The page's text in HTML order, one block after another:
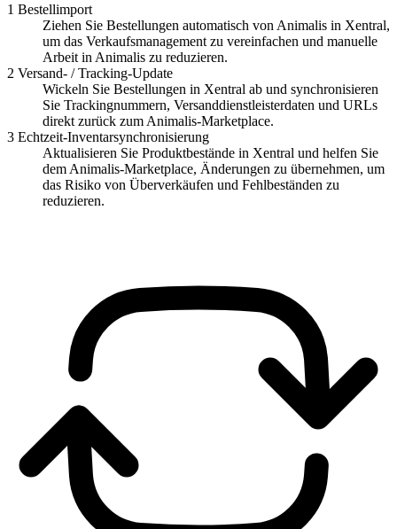
1 Bestellimport
Ziehen Sie Bestellungen automatisch von Animalis in Xentral,
um das Verkaufsmanagement zu vereinfachen und manuelle
Arbeit in Animalis zu reduzieren.
2 Versand- / Tracking-Update
Wickeln Sie Bestellungen in Xentral ab und synchronisieren
Sie Trackingnummern, Versanddienstleisterdaten und URLs
direkt zurück zum Animalis-Marketplace.
3 Echtzeit-Inventarsynchronisierung
Aktualisieren Sie Produktbestände in Xentral und helfen Sie
dem Animalis-Marketplace, Änderungen zu übernehmen, um
das Risiko von Überverkäufen und Fehlbeständen zu
reduzieren.